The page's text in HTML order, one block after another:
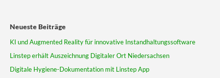
Neueste Beiträge
KI und Augmented Reality für innovative Instandhaltungssoftware
Linstep erhält Auszeichnung Digitaler Ort Niedersachsen
Digitale Hygiene-Dokumentation mit Linstep App